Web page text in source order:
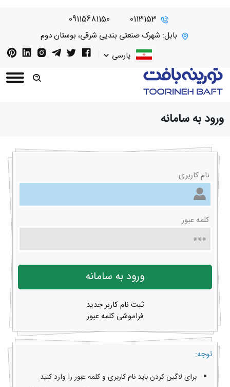
0113153
09115681150
بابل: شهرک صنعتی بندپی شرقی، بوستان دوم
پارسی
ورود به سامانه
نام کاربری
کلمه عبور
ثبت نام کاربر جدید
فراموشی کلمه عبور
توجه:
برای لاگین کردن باید نام کاربری و کلمه عبور را وارد کنید.